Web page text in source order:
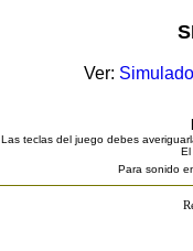
Ver:
Las teclas del juego debes
El
Para sonido